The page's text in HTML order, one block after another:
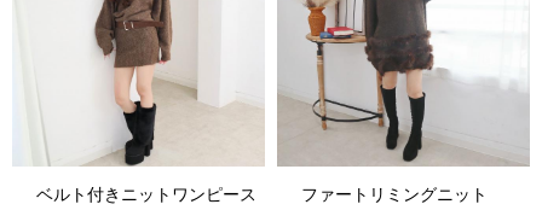
ベルト付きニットワンピース ファートリミングニット